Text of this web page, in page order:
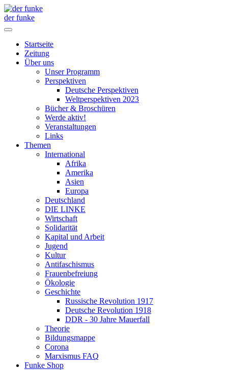
der funke
Startseite
Zeitung
Über uns
Unser Programm
Perspektiven
Deutsche Perspektiven
Weltperspektiven 2023
Bücher & Broschüren
Werde aktiv!
Veranstaltungen
Links
Themen
International
Afrika
Amerika
Asien
Europa
Deutschland
DIE LINKE
Wirtschaft
Solidarität
Kapital und Arbeit
Jugend
Kultur
Antifaschismus
Frauenbefreiung
Ökologie
Geschichte
Russische Revolution 1917
Deutsche Revolution 1918
DDR - 30 Jahre Mauerfall
Theorie
Bildungsmappe
Corona
Marxismus FAQ
Funke Shop